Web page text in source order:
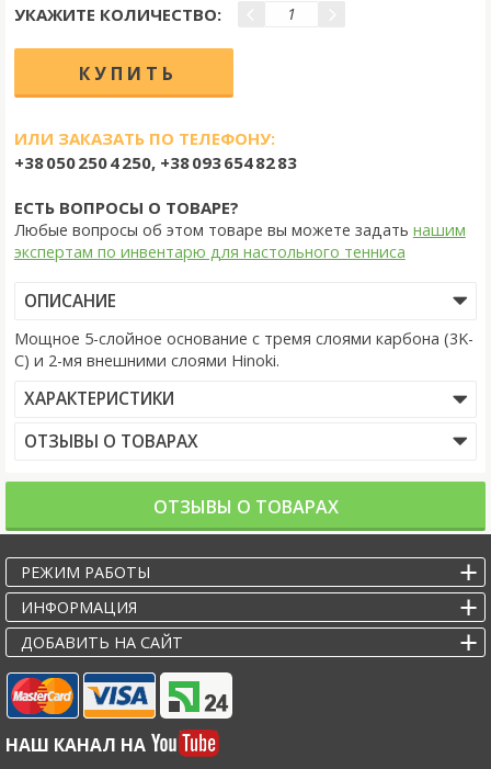
УКАЖИТЕ КОЛИЧЕСТВО:
ИЛИ ЗАКАЗАТЬ ПО ТЕЛЕФОНУ:
+38 050 250 4 250, +38 093 654 82 83
ЕСТЬ ВОПРОСЫ О ТОВАРЕ?
Любые вопросы об этом товаре вы можете задать нашим
экспертам по инвентарю для настольного тенниса
ОПИСАНИЕ
Мощное 5-слойное основание с тремя слоями карбона (3K-
C) и 2-мя внешними слоями Hinoki.
ХАРАКТЕРИСТИКИ
ОТЗЫВЫ О ТОВАРАХ
ОТЗЫВЫ О ТОВАРАХ
РЕЖИМ РАБОТЫ
ИНФОРМАЦИЯ
ДОБАВИТЬ НА САЙТ
НАШ КАНАЛ НА